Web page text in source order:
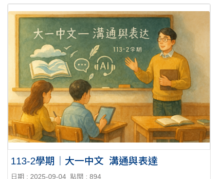
113-2學期｜大一中文_溝通與表達
日期 : 2025-09-04 點閱 : 894